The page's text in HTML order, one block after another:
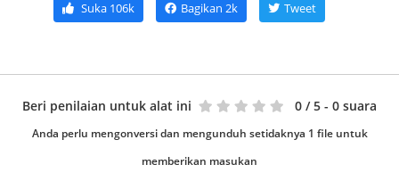
Suka106k Bagikan 2k Tweet
Beri penilaian untuk alat ini 0 / 5 - 0 suara
Anda perlu mengonversi dan mengunduh setidaknya 1 file untuk
memberikan masukan